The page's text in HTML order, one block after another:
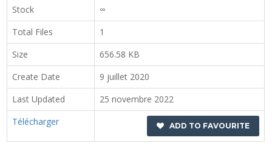
Stock
∞
Total Files
1
Size
656.58 KB
Create Date
9 juillet 2020
Last Updated
25 novembre 2022
Télécharger
ADD TO FAVOURITE